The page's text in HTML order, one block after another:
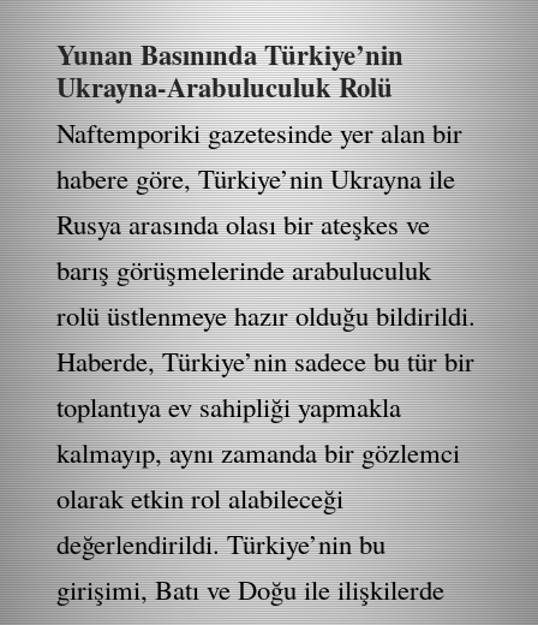
Yunan Basınında Türkiye’nin
Ukrayna-Arabuluculuk Rolü
Naftemporiki gazetesinde yer alan bir
habere göre, Türkiye’nin Ukrayna ile
Rusya arasında olası bir ateşkes ve
barış görüşmelerinde arabuluculuk
rolü üstlenmeye hazır olduğu bildirildi.
Haberde, Türkiye’nin sadece bu tür bir
toplantıya ev sahipliği yapmakla
kalmayıp, aynı zamanda bir gözlemci
olarak etkin rol alabileceği
değerlendirildi. Türkiye’nin bu
girişimi, Batı ve Doğu ile ilişkilerde